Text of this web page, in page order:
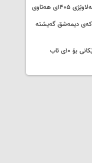
دیمەشق گەیشتە
گەڕانەوەی ئاوارەکانی سەرێکانی بۆ ۱۰ی ئاب